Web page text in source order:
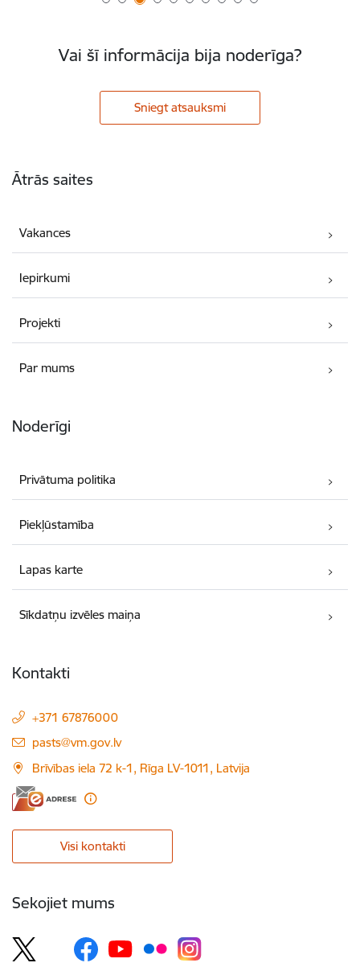
Vai šī informācija bija noderīga?
Sniegt atsauksmi
Ātrās saites
Vakances
Iepirkumi
Projekti
Par mums
Noderīgi
Privātuma politika
Piekļūstamība
Lapas karte
Sīkdatņu izvēles maiņa
Kontakti
+371 67876000
E-pasts:
pasts@vm.gov.lv
Brīvības iela 72 k-1, Rīga LV-1011, Latvija
Visi kontakti
Sekojiet mums